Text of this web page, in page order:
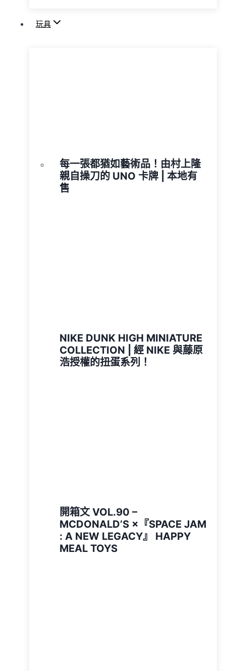
玩具
每一張都猶如藝術品！由村上隆
親自操刀的 UNO 卡牌 | 本地有
售
NIKE DUNK HIGH MINIATURE
COLLECTION | 經 NIKE 與藤原
浩授權的扭蛋系列！
開箱文 VOL.90 –
MCDONALD’S ×『SPACE JAM
: A NEW LEGACY』 HAPPY
MEAL TOYS